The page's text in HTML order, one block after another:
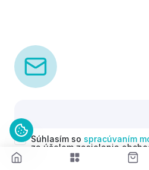
Súhlasím so spracúvaním
za účelom zasielania
(newsletterov) v súlade s čl.
Nariadenia GDPR. Svoj